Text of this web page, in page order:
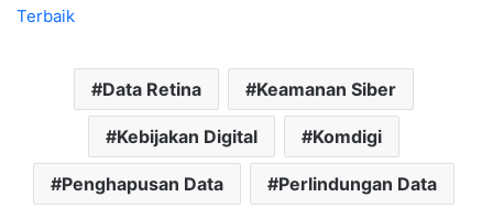
Terbaik
Data Retina Keamanan Siber
Kebijakan Digital Komdigi
Penghapusan Data Perlindungan Data